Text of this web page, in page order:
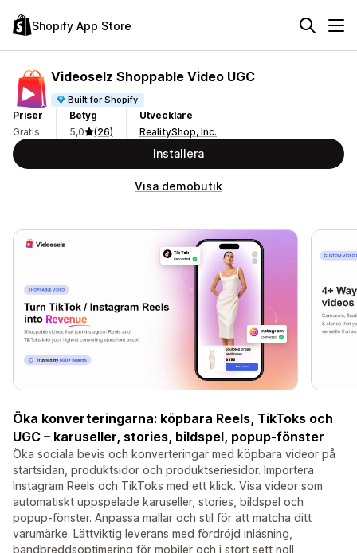
Shopify App Store
Videoselz Shoppable Video UGC
Built for Shopify
Priser
Gratis
Betyg
5,0
(26)
Utvecklare
RealityShop, Inc.
Installera
Visa demobutik
Öka konverteringarna: köpbara Reels, TikToks och
UGC – karuseller, stories, bildspel, popup-fönster
Öka sociala bevis och konverteringar med köpbara videor på
startsidan, produktsidor och produktseriesidor. Importera
Instagram Reels och TikToks med ett klick. Visa videor som
automatiskt uppspelade karuseller, stories, bildspel och
popup-fönster. Anpassa mallar och stil för att matcha ditt
varumärke. Lättviktig leverans med fördröjd inläsning,
bandbreddsoptimering för mobiler och i stort sett noll